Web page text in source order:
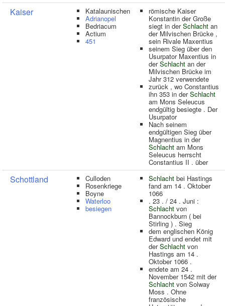
Kaiser Katalaunischen
Adrianopel
Bedriacum
Actium
451
römische Kaiser
Konstantin der Große
siegt in derSchlacht an
der Milvischen Brücke ,
sein Rivale Maxentius
seinem Sieg über den
Usurpator Maxentius in
derSchlacht an der
Milvischen Brücke im
Jahr 312 verwendete
zurück , wo Constantius
ihn 353 in derSchlacht
am Mons Seleucus
endgültig besiegte . Der
Usurpator
Nach seinem
endgültigen Sieg über
Magnentius in der
Schlacht am Mons
Seleucus herrscht
Constantius II . über
Schottland Culloden
Rosenkriege
Boyne
Waterloo
besiegen
Schlacht bei Hastings
fand am 14 . Oktober
1066
. 23 . / 24 . Juni :
Schlacht von
Bannockburn ( bei
Stirling ) . Sieg
dem englischen König
Edward und endet mit
derSchlacht von
Hastings am 14 .
Oktober 1066 .
endete am 24 .
November 1542 mit der
Schlacht von Solway
Moss . Ohne
französische